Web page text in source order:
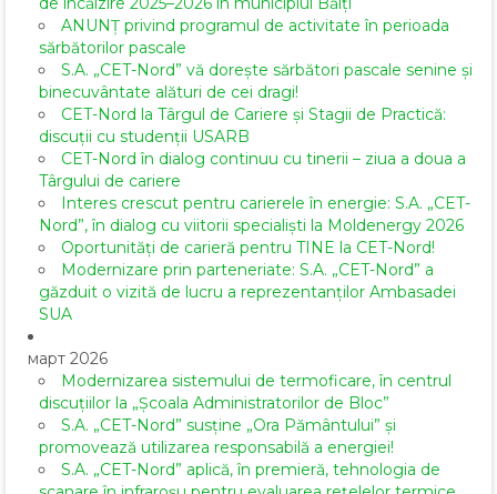
ANUNȚ privind programul de activitate în perioada
sărbătorilor pascale
S.A. „CET-Nord” vă dorește sărbători pascale senine și
binecuvântate alături de cei dragi!
CET-Nord la Târgul de Cariere și Stagii de Practică:
discuții cu studenții USARB
CET-Nord în dialog continuu cu tinerii – ziua a doua a
Târgului de cariere
Interes crescut pentru carierele în energie: S.A. „CET-
Nord”, în dialog cu viitorii specialiști la Moldenergy 2026
Oportunități de carieră pentru TINE la CET-Nord!
Modernizare prin parteneriate: S.A. „CET-Nord” a
găzduit o vizită de lucru a reprezentanților Ambasadei
SUA
март 2026
Modernizarea sistemului de termoficare, în centrul
discuțiilor la „Școala Administratorilor de Bloc”
S.A. „CET-Nord” susține „Ora Pământului” și
promovează utilizarea responsabilă a energiei!
S.A. „CET-Nord” aplică, în premieră, tehnologia de